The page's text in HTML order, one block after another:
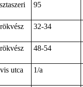
95
32-34
48-54
utca 1/a